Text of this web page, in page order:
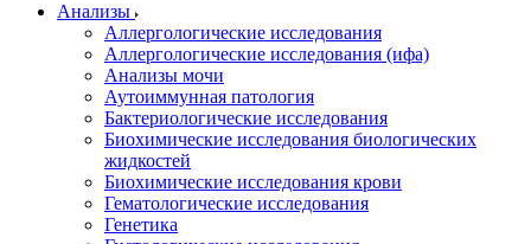
Анализы
Аллергологические исследования
Аллергологические исследования (ифа)
Анализы мочи
Аутоиммунная патология
Бактериологические исследования
Биохимические исследования биологических
жидкостей
Биохимические исследования крови
Гематологические исследования
Генетика